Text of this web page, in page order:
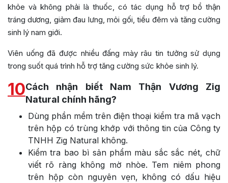
khỏe và không phải là thuốc, có tác dụng hỗ trợ bổ thận
tráng dương, giảm đau lưng, mỏi gối, tiểu đêm và tăng cường
sinh lý nam giới.
Viên uống đã được nhiều đấng mày râu tin tưởng sử dụng
trong suốt quá trình hỗ trợ tăng cường sức khỏe sinh lý.
10Cách nhận biết Nam Thận Vương Zig
Natural chính hãng?
Dùng phần mềm trên điện thoại kiểm tra mã vạch
trên hộp có trùng khớp với thông tin của Công ty
TNHH Zig Natural không.
Kiểm tra bao bì sản phẩm màu sắc sắc nét, chữ
viết rõ ràng không mờ nhòe. Tem niêm phong
trên hộp còn nguyên vẹn, không có dấu hiệu